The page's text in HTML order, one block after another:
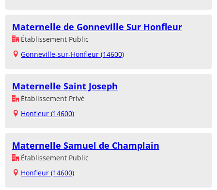
Maternelle de Gonneville Sur Honfleur
Établissement Public
Gonneville-sur-Honfleur (14600)
Maternelle Saint Joseph
Établissement Privé
Honfleur (14600)
Maternelle Samuel de Champlain
Établissement Public
Honfleur (14600)